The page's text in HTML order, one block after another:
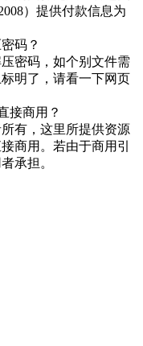
）提供付款信息为
码？
密码，如个别文件需
明了，请看一下网页
接商用？
有，这里所提供资源
商用。若由于商用引
承担。